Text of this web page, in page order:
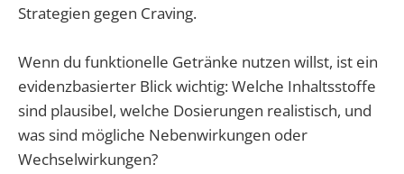
Strategien gegen Craving.
Wenn du funktionelle Getränke nutzen willst, ist ein
evidenzbasierter Blick wichtig: Welche Inhaltsstoffe
sind plausibel, welche Dosierungen realistisch, und
was sind mögliche Nebenwirkungen oder
Wechselwirkungen?